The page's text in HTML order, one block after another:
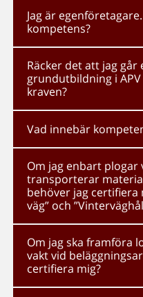
Jag är
kompetens?
Räcker det att jag går
grundutbildning i
kraven?
Vad innebär
Om jag enbart plogar
transporterar
behöver jag certifiera
väg” och
Om jag ska framföra
vakt vid
certifiera mig?